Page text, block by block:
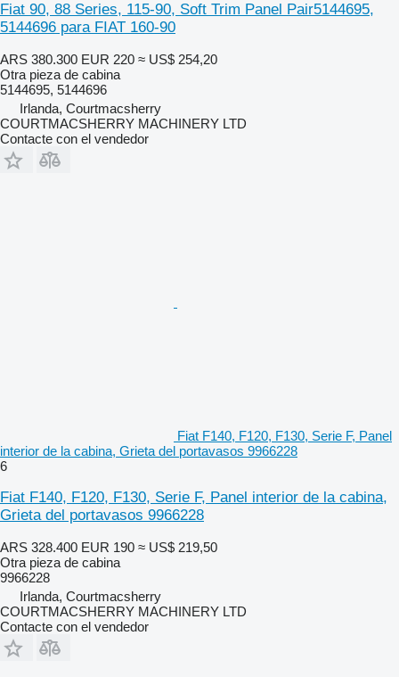
Fiat 90, 88 Series, 115-90, Soft Trim Panel Pair5144695,
5144696 para FIAT 160-90
ARS 380.300 EUR 220 ≈ US$ 254,20
Otra pieza de cabina
5144695, 5144696
Irlanda, Courtmacsherry
COURTMACSHERRY MACHINERY LTD
Contacte con el vendedor
Fiat F140, F120, F130, Serie F, Panel
interior de la cabina, Grieta del portavasos 9966228
6
Fiat F140, F120, F130, Serie F, Panel interior de la cabina,
Grieta del portavasos 9966228
ARS 328.400 EUR 190 ≈ US$ 219,50
Otra pieza de cabina
9966228
Irlanda, Courtmacsherry
COURTMACSHERRY MACHINERY LTD
Contacte con el vendedor